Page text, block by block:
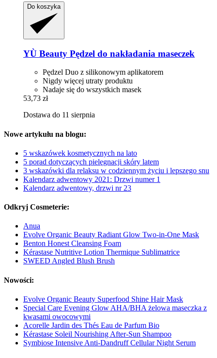
Do koszyka
YÙ Beauty Pędzel do nakładania maseczek
Pędzel Duo z silikonowym aplikatorem
Nigdy więcej utraty produktu
Nadaje się do wszystkich masek
53,73 zł
Dostawa do 11 sierpnia
Nowe artykułu na blogu:
5 wskazówek kosmetycznych na lato
5 porad dotyczących pielęgnacji skóry latem
3 wskazówki dla relaksu w codziennym życiu i lepszego snu
Kalendarz adwentowy 2021: Drzwi numer 1
Kalendarz adwentowy, drzwi nr 23
Odkryj Cosmeterie:
Anua
Evolve Organic Beauty Radiant Glow Two-in-One Mask
Benton Honest Cleansing Foam
Kérastase Nutritive Lotion Thermique Sublimatrice
SWEED Angled Blush Brush
Nowości:
Evolve Organic Beauty Superfood Shine Hair Mask
Special Care Evening Glow AHA/BHA żelowa maseczka z
kwasami owocowymi
Acorelle Jardin des Thés Eau de Parfum Bio
Kérastase Soleil Nourishing After-Sun Shampoo
Symbiose Intensive Anti-Dandruff Cellular Night Serum